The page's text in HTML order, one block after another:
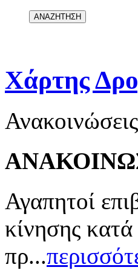
Χάρτης
Ανακοινώσεις
Αγαπητοί
κίνησης
πρ...